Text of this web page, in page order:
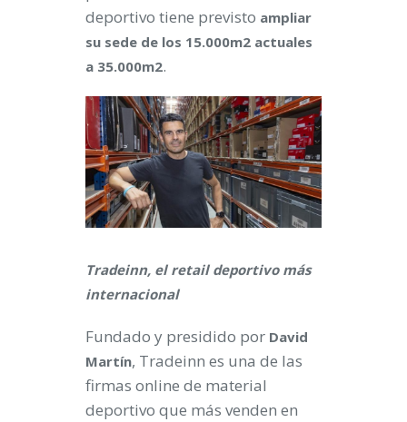
deportivo tiene previsto ampliar
su sede de los 15.000m2 actuales
a 35.000m2.
Tradeinn, el retail deportivo más
internacional
Fundado y presidido por David
Martín, Tradeinn es una de las
firmas online de material
deportivo que más venden en